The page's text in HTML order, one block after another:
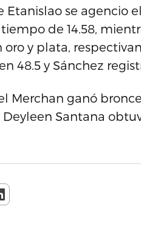
se agencio
de 14.58,
y plata,
48.5 y Sánchez
Merchan ganó
Deyleen Santana